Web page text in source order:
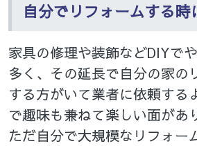
自分でリフォームする時
家具の修理や装飾などDIYで
多く、その延長で自分の家の
する方がいて業者に依頼する
で趣味も兼ねて楽しい面があ
ただ自分で大規模なリフォー